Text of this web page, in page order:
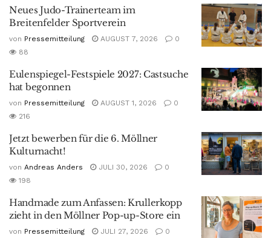
Neues Judo-Trainerteam im
Breitenfelder Sportverein
von Pressemitteilung AUGUST 7, 2026
0
88
Eulenspiegel-Festspiele 2027: Castsuche
hat begonnen
von Pressemitteilung AUGUST 1, 2026
0
216
Jetzt bewerben für die 6. Möllner
Kulturnacht!
von Andreas Anders JULI 30, 2026
0
198
Handmade zum Anfassen: Krullerkopp
zieht in den Möllner Pop-up-Store ein
von Pressemitteilung JULI 27, 2026
0